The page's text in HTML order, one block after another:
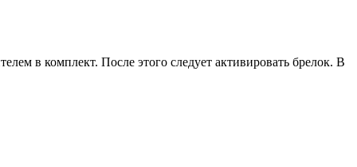
в комплект. После этого следует активировать брелок. В